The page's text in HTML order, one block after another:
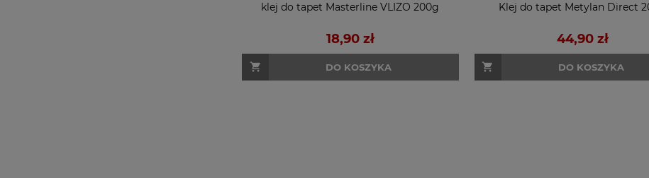
klej do tapet Masterline VLIZO 200g
18,90 zł
DO KOSZYKA
Klej do tapet Metylan Direct
44,90 zł
DO KOSZYKA